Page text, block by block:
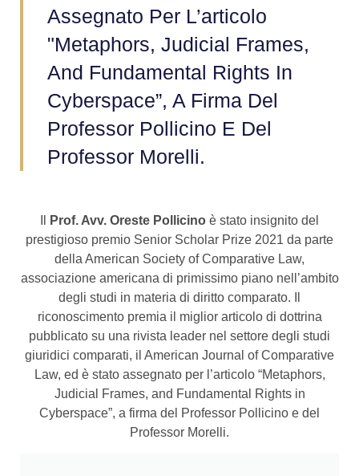
Assegnato Per L’articolo
"Metaphors, Judicial Frames,
And Fundamental Rights In
Cyberspace”, A Firma Del
Professor Pollicino E Del
Professor Morelli.
Prof. Avv. Oreste Pollicino è stato insignito del
prestigioso premio Senior Scholar Prize 2021 da parte
della American Society of Comparative Law,
associazione americana di primissimo piano nell’ambito
degli studi in materia di diritto comparato. Il
riconoscimento premia il miglior articolo di dottrina
pubblicato su una rivista leader nel settore degli studi
giuridici comparati, il American Journal of Comparative
Law, ed è stato assegnato per l’articolo “Metaphors,
Judicial Frames, and Fundamental Rights in
Cyberspace”, a firma del Professor Pollicino e del
Professor Morelli.